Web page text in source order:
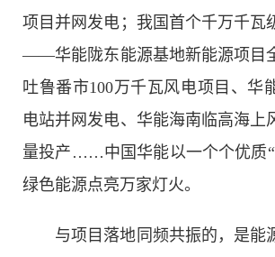
项目并网发电；我国首个千万千瓦
——华能陇东能源基地新能源项目
吐鲁番市100万千瓦风电项目、华
电站并网发电、华能海南临高海上
量投产……中国华能以一个个优质“
绿色能源点亮万家灯火。
与项目落地同频共振的，是能